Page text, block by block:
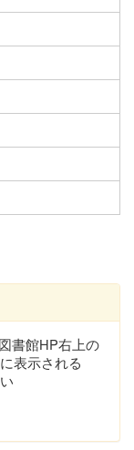
書館HP右上の
表示される